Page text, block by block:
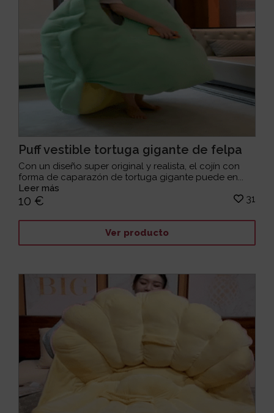
Puff vestible tortuga gigante de felpa
Con un diseño super original y realista, el cojín con
forma de caparazón de tortuga gigante puede en...
Leer más
10 € 31
Ver producto